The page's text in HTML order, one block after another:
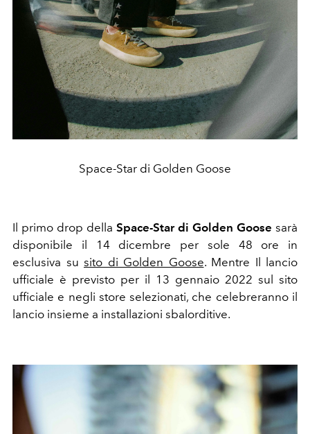
Space-Star di Golden Goose
Il primo drop della Space-Star di Golden Goose sarà
disponibile il 14 dicembre per sole 48 ore in
esclusiva su sito di Golden Goose. Mentre Il lancio
ufficiale è previsto per il 13 gennaio 2022 sul sito
ufficiale e negli store selezionati, che celebreranno il
lancio insieme a installazioni sbalorditive.